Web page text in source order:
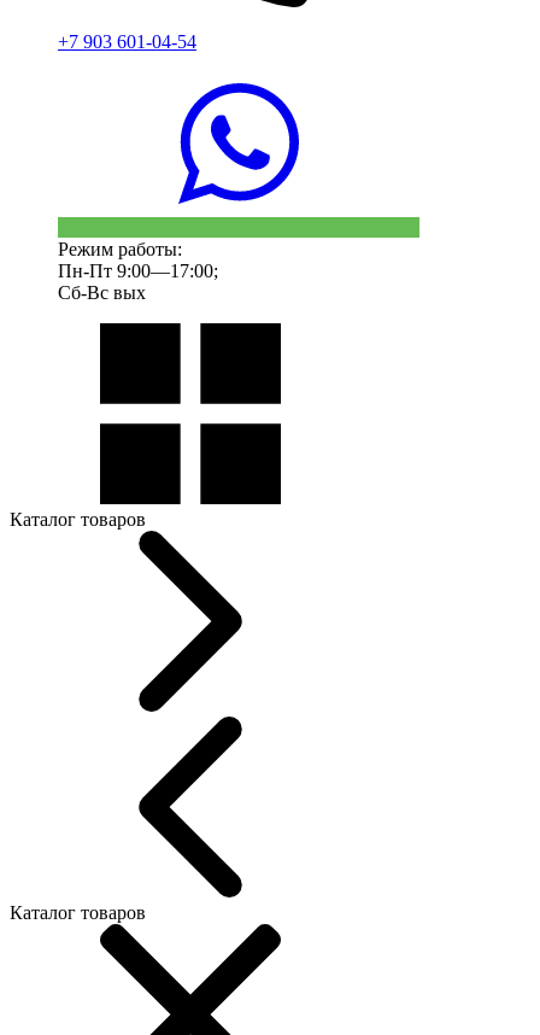
+7 903 601-04-54
Режим работы:
Пн-Пт 9:00—17:00;
Сб-Вс вых
Каталог товаров
Каталог товаров